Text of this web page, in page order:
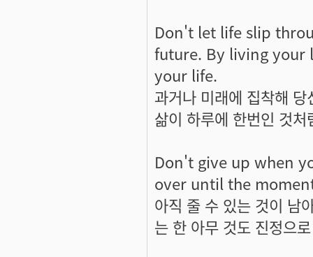
Don't let life slip
future. By living your
your life.
과거나 미래에 집착해
삶이 하루에 한번인 것
Don't give up when
over until the
아직 줄 수 있는 것이 남
는 한 아무 것도 진정으